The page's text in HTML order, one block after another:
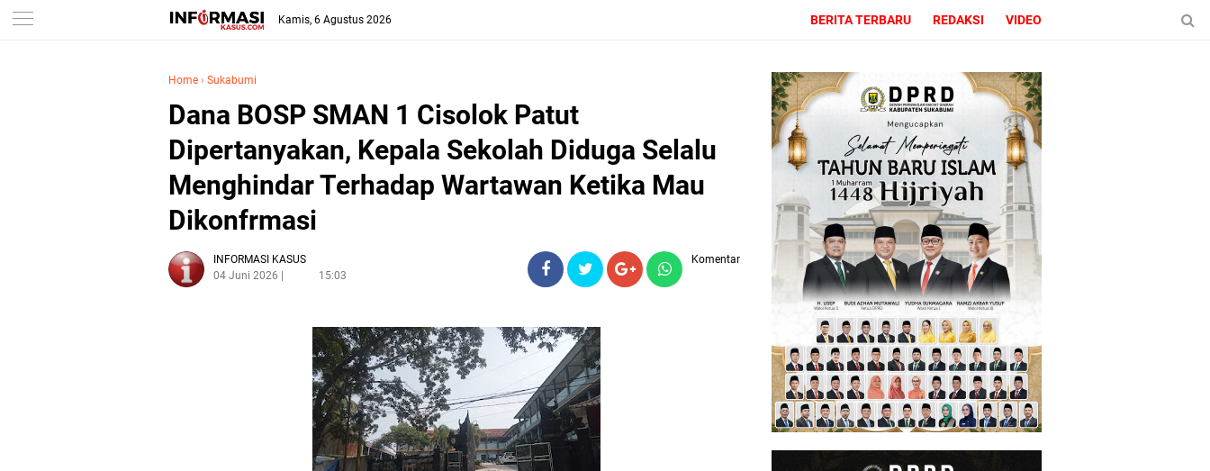
Kamis, 6 Agustus 2026 BERITA TERBARU REDAKSI VIDEO
Home › Sukabumi
Dana BOSP SMAN 1 Cisolok Patut
Dipertanyakan, Kepala Sekolah Diduga Selalu
Menghindar Terhadap Wartawan Ketika Mau
Dikonfrmasi
INFORMASI KASUS
04 Juni 2026
15:03
Komentar